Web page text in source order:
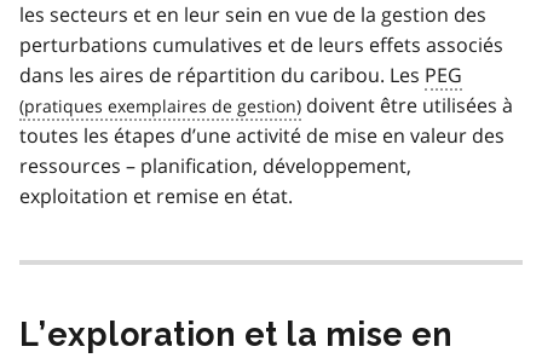
les secteurs et en leur sein en vue de la gestion des
perturbations cumulatives et de leurs effets associés
dans les aires de répartition du caribou. Les PEG
doivent être utilisées à
toutes les étapes d’une activité de mise en valeur des
ressources – planification, développement,
exploitation et remise en état.
L’exploration et la mise en